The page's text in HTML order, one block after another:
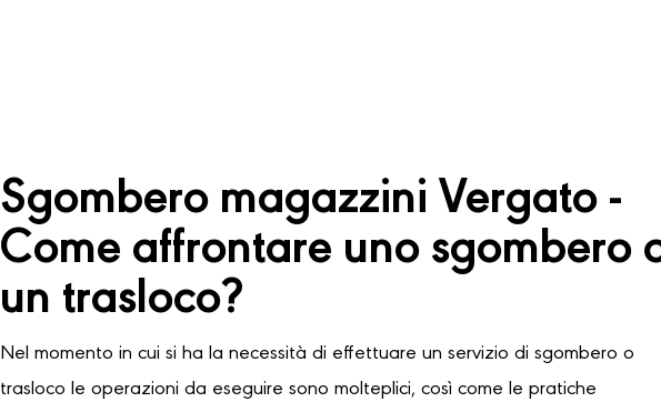
Sgombero magazzini Vergato -
Come affrontare uno sgombero
un trasloco?
Nel momento in cui si ha la necessità di effettuare un servizio di sgombero o
trasloco le operazioni da eseguire sono molteplici, così come le pratiche